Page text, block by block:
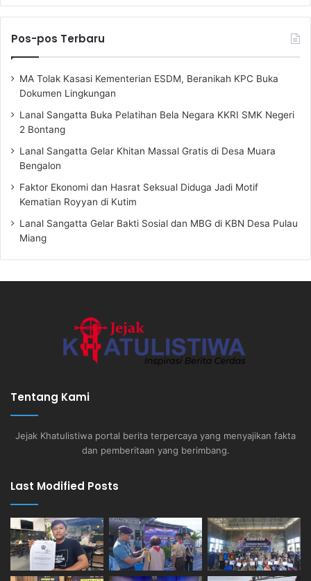
Pos-pos Terbaru
MA Tolak Kasasi Kementerian ESDM, Beranikah KPC Buka
Dokumen Lingkungan
Lanal Sangatta Buka Pelatihan Bela Negara KKRI SMK Negeri
2 Bontang
Lanal Sangatta Gelar Khitan Massal Gratis di Desa Muara
Bengalon
Faktor Ekonomi dan Hasrat Seksual Diduga Jadi Motif
Kematian Royyan di Kutim
Lanal Sangatta Gelar Bakti Sosial dan MBG di KBN Desa Pulau
Miang
Tentang Kami
Jejak Khatulistiwa portal berita terpercaya yang menyajikan fakta
dan pemberitaan yang berimbang.
Last Modified Posts